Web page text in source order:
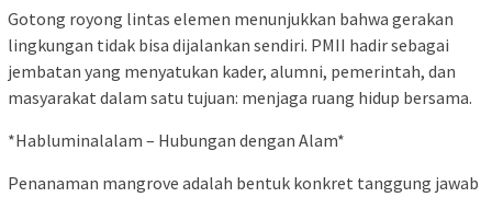
Gotong royong lintas elemen menunjukkan bahwa gerakan
lingkungan tidak bisa dijalankan sendiri. PMII hadir sebagai
jembatan yang menyatukan kader, alumni, pemerintah, dan
masyarakat dalam satu tujuan: menjaga ruang hidup bersama.
*Habluminalalam – Hubungan dengan Alam*
Penanaman mangrove adalah bentuk konkret tanggung jawab